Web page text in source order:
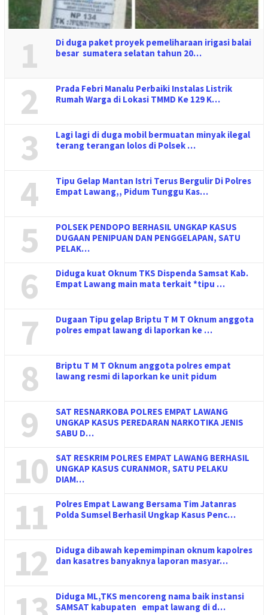
1
Di duga paket proyek pemeliharaan irigasi balai
besar sumatera selatan tahun 20…
2
Prada Febri Manalu Perbaiki Instalas Listrik
Rumah Warga di Lokasi TMMD Ke 129 K…
3
Lagi lagi di duga mobil bermuatan minyak ilegal
terang terangan lolos di Polsek …
4
Tipu Gelap Mantan Istri Terus Bergulir Di Polres
Empat Lawang,, Pidum Tunggu Kas…
5
POLSEK PENDOPO BERHASIL UNGKAP KASUS
DUGAAN PENIPUAN DAN PENGGELAPAN, SATU
PELAK…
6
Diduga kuat Oknum TKS Dispenda Samsat Kab.
Empat Lawang main mata terkait *tipu …
7
Dugaan Tipu gelap Briptu T M T Oknum anggota
polres empat lawang di laporkan ke …
8
Briptu T M T Oknum anggota polres empat
lawang resmi di laporkan ke unit pidum
9
SAT RESNARKOBA POLRES EMPAT LAWANG
UNGKAP KASUS PEREDARAN NARKOTIKA JENIS
SABU D…
10
SAT RESKRIM POLRES EMPAT LAWANG BERHASIL
UNGKAP KASUS CURANMOR, SATU PELAKU
DIAM…
11
Polres Empat Lawang Bersama Tim Jatanras
Polda Sumsel Berhasil Ungkap Kasus Penc…
12
Diduga dibawah kepemimpinan oknum kapolres
dan kasatres banyaknya laporan masyar…
Diduga ML,TKS mencoreng nama baik instansi
SAMSAT kabupaten empat lawang di d…